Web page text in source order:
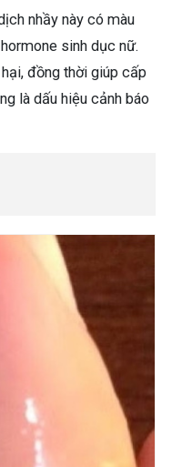
nhầy này có màu
sinh dục nữ.
đồng thời giúp cấp
là dấu hiệu cảnh báo